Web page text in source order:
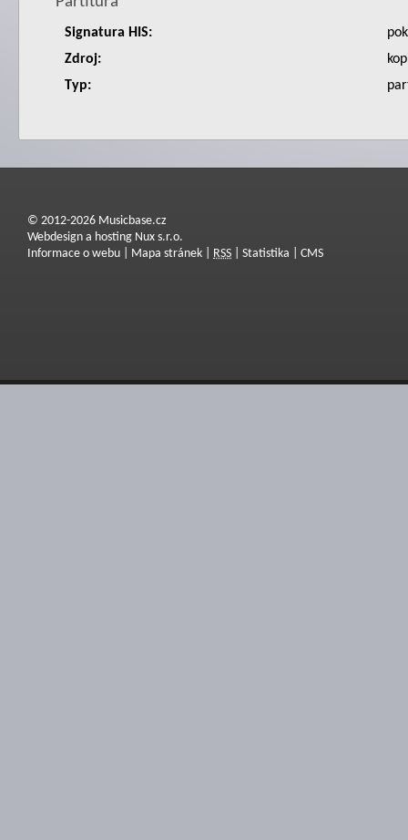
Signatura HIS:
Zdroj:
Typ:
© 2012-2026 Musicbase.cz
Webdesign a hosting Nux s.r.o.
Informace o webu
Mapa stránek RSS Statistika CMS